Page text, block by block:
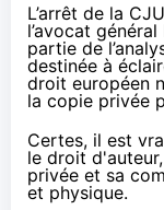
L’arrêt de la
l’avocat
partie de
destinée à
droit européen
la copie privée
Certes, il est
le droit
privée et sa
et physique.